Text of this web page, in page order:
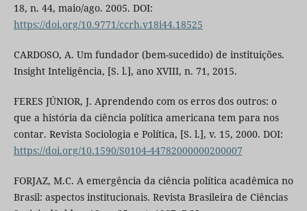
18, n. 44, maio/ago. 2005. DOI:
https://doi.org/10.9771/ccrh.v18i44.18525
CARDOSO, A. Um fundador (bem-sucedido) de instituições.
Insight Inteligência, [S. l.], ano XVIII, n. 71, 2015.
FERES JÚNIOR, J. Aprendendo com os erros dos outros: o
que a história da ciência política americana tem para nos
contar. Revista Sociologia e Política, [S. l.], v. 15, 2000. DOI:
https://doi.org/10.1590/S0104-44782000000200007
FORJAZ, M.C. A emergência da ciência política acadêmica no
Brasil: aspectos institucionais. Revista Brasileira de Ciências